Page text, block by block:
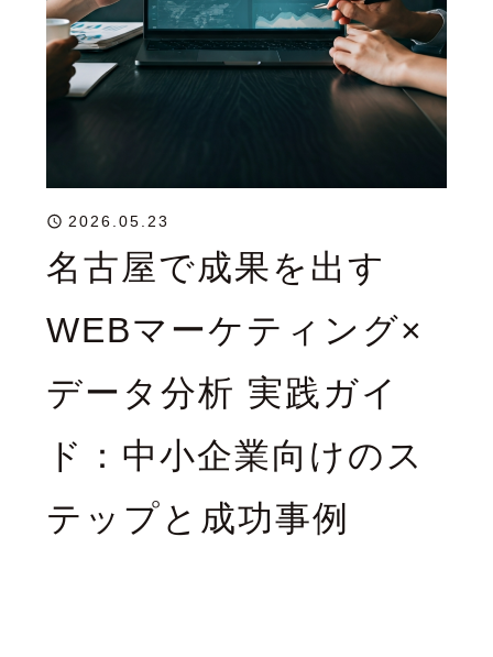
2026.05.23
名古屋で成果を出す
WEBマーケティング×
データ分析 実践ガイ
ド：中小企業向けのス
テップと成功事例